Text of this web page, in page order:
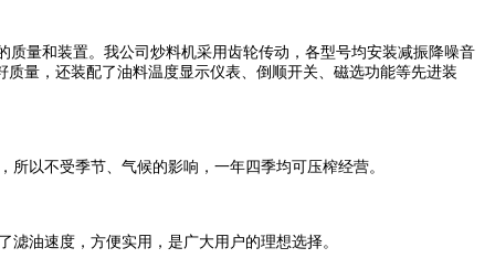
量和装置。我公司炒料机采用齿轮传动，各型号均安装减振降噪音
量，还装配了油料温度显示仪表、倒顺开关、磁选功能等先进装
以不受季节、气候的影响，一年四季均可压榨经营。
油速度，方便实用，是广大用户的理想选择。